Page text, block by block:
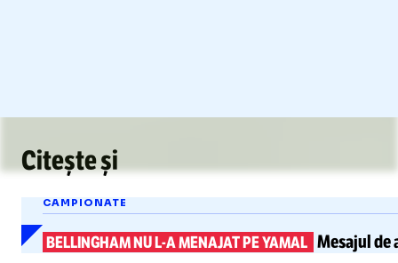
Citește și
CAMPIONATE
BELLINGHAM NUL-AMENAJAT PE YAMAL Mesajul de